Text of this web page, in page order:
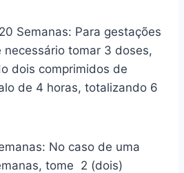
Semanas: Para gestações
necessário tomar 3 doses,
dois comprimidos de
de 4 horas, totalizando 6
No caso de uma
tome 2 (dois)